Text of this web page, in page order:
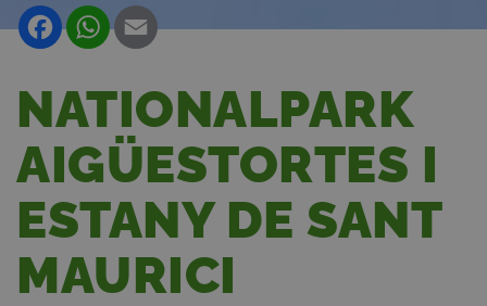
FacebookWhatsApp
NATIONALPARK
AIGÜESTORTES I
ESTANY DE SANT
MAURICI